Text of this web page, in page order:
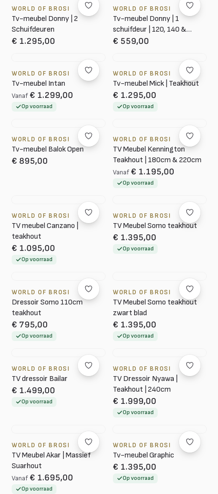
WORLD OF BROSI
Tv-meubel Donny | 2
Schuifdeuren
€ 1.295,00
WORLD OF BROSI
Tv-meubel Donny | 1
schuifdeur | 120, 140 &
160cm
€ 559,00
WORLD OF BROSI
Tv-meubel Intan
Vanaf € 1.299,00
Op voorraad
WORLD OF BROSI
Tv-meubel Mick | Teakhout
€ 1.295,00
Op voorraad
WORLD OF BROSI
Tv-meubel Balok Open
€ 895,00
WORLD OF BROSI
TV Meubel Kennington
Teakhout | 180cm & 220cm
Vanaf € 1.195,00
Op voorraad
WORLD OF BROSI
TV meubel Canzano |
teakhout
€ 1.095,00
Op voorraad
WORLD OF BROSI
TV Meubel Somo teakhout
€ 1.395,00
Op voorraad
WORLD OF BROSI
Dressoir Somo 110cm
teakhout
€ 795,00
Op voorraad
WORLD OF BROSI
TV Meubel Somo teakhout
zwart blad
€ 1.395,00
Op voorraad
WORLD OF BROSI
TV dressoir Bailar
€ 1.499,00
Op voorraad
WORLD OF BROSI
TV Dressoir Nyawa |
Teakhout | 240cm
€ 1.999,00
Op voorraad
WORLD OF BROSI
TV Meubel Akar | Massief
Suarhout
Vanaf € 1.695,00
Op voorraad
WORLD OF BROSI
Tv-meubel Graphic
€ 1.395,00
Op voorraad